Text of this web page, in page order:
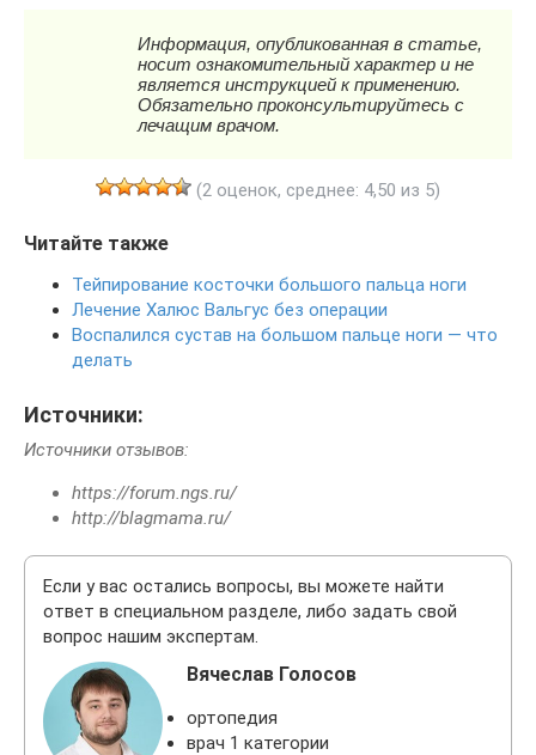
(2 оценок, среднее: 4,50 из 5)
Читайте также
Тейпирование косточки большого пальца ноги
Лечение Халюс Вальгус без операции
Воспалился сустав на большом пальце ноги — что
делать
Источники:
Источники отзывов:
https://forum.ngs.ru/
http://blagmama.ru/
Если у вас остались вопросы, вы можете найти
ответ в специальном разделе, либо задать свой
вопрос нашим экспертам.
Вячеслав Голосов
ортопедия
врач 1 категории